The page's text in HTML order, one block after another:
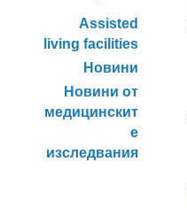
Assisted
living facilities
Новини
Новини от
медицинскит
е
изследвания